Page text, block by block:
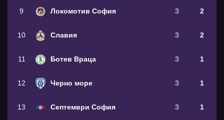
9 Локомотив София 3 2
10 Славия 3 2
11 Ботев Враца 3 1
12 Черно море 3 1
13 Септември София 3 1